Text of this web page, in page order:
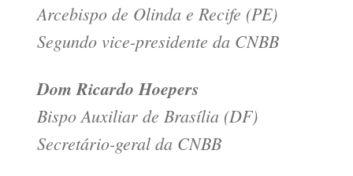
Arcebispo de Olinda e Recife (PE)
Segundo vice-presidente da CNBB
Dom Ricardo Hoepers
Bispo Auxiliar de Brasília (DF)
Secretário-geral da CNBB